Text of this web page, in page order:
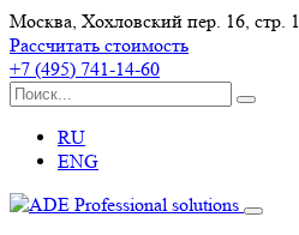
Москва, Хохловский пер. 16, стр. 1
Рассчитать стоимость
+7 (495) 741-14-60
RU
ENG